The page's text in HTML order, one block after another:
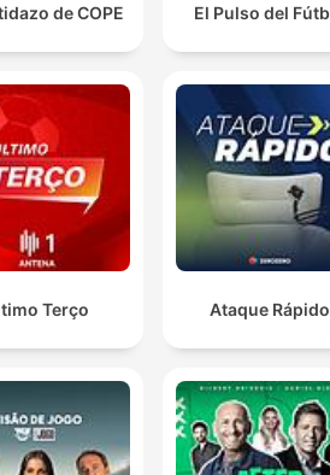
de COPE El Pulso del
Terço Ataque Rápido